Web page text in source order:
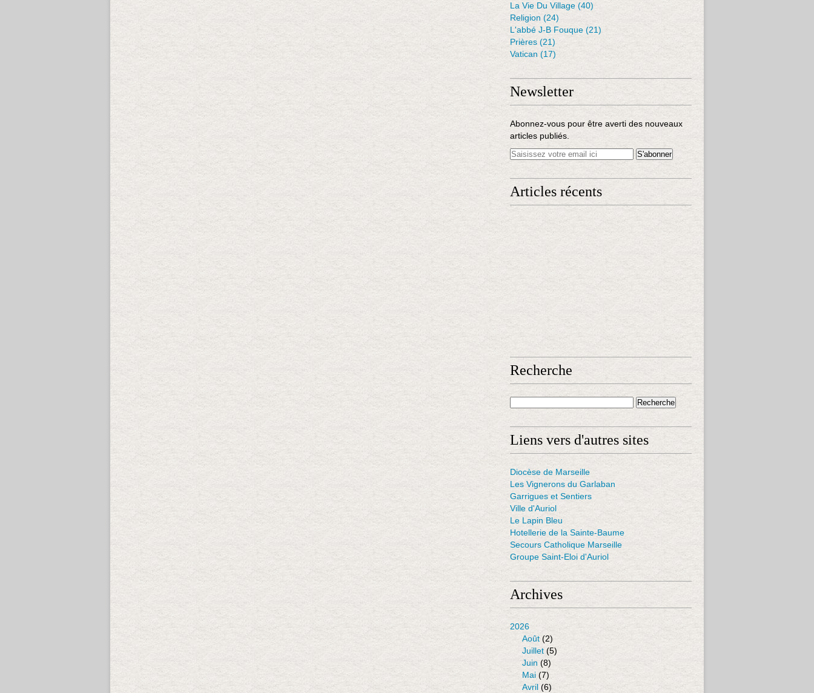
La Vie Du Village (40)
Religion (24)
L'abbé J-B Fouque (21)
Prières (21)
Vatican (17)
Newsletter
Abonnez-vous pour être averti des nouveaux
articles publiés.
Articles récents
Recherche
Liens vers d'autres sites
Diocèse de Marseille
Les Vignerons du Garlaban
Garrigues et Sentiers
Ville d'Auriol
Le Lapin Bleu
Hotellerie de la Sainte-Baume
Secours Catholique Marseille
Groupe Saint-Eloi d'Auriol
Archives
2026
Août (2)
Juillet (5)
Juin (8)
Mai (7)
Avril (6)